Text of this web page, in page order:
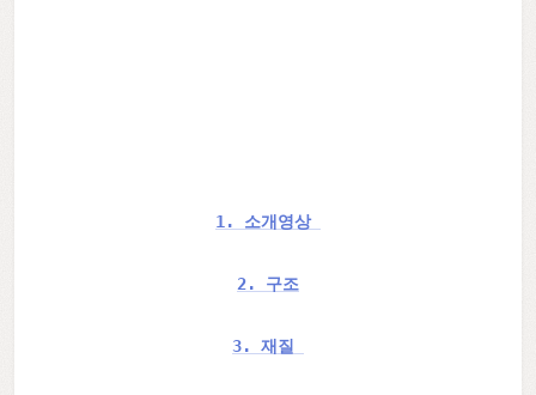
1. 소개영상
2. 구조
3. 재질